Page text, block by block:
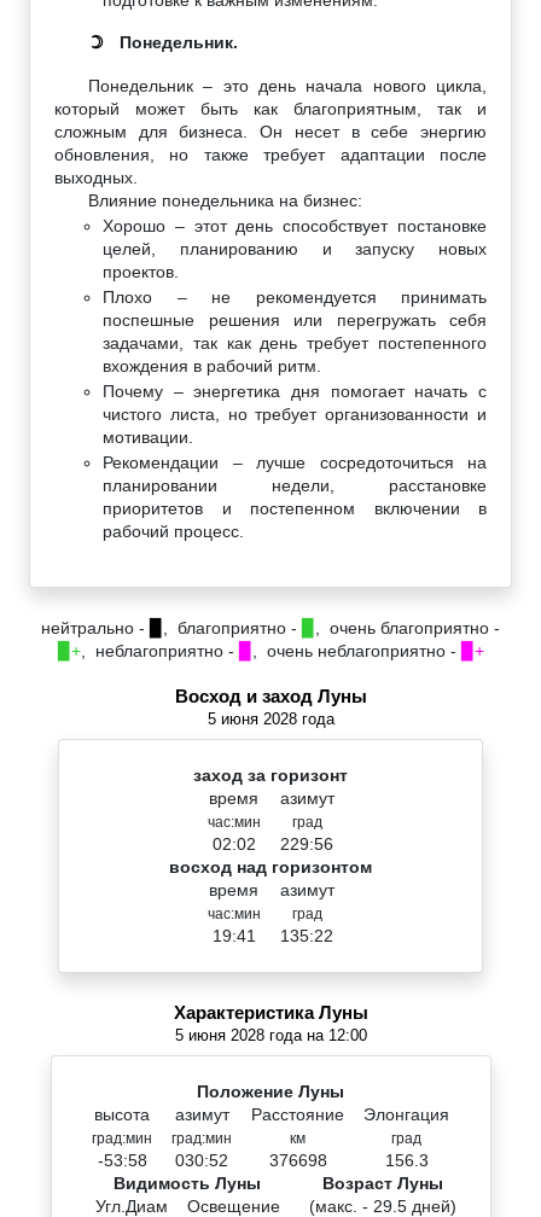
☽ Понедельник.
Понедельник – это день начала нового цикла,
который может быть как благоприятным, так и
сложным для бизнеса. Он несет в себе энергию
обновления, но также требует адаптации после
выходных.
Влияние понедельника на бизнес:
Хорошо – этот день способствует постановке
целей, планированию и запуску новых
проектов.
Плохо – не рекомендуется принимать
поспешные решения или перегружать себя
задачами, так как день требует постепенного
вхождения в рабочий ритм.
Почему – энергетика дня помогает начать с
чистого листа, но требует организованности и
мотивации.
Рекомендации – лучше сосредоточиться на
планировании недели, расстановке
приоритетов и постепенном включении в
рабочий процесс.
нейтрально - , благоприятно -
, очень благоприятно -
▉+, неблагоприятно - , очень неблагоприятно - ▉+
Восход и заход Луны
5 июня 2028 года
заход за горизонт
время
час:мин
02:02
азимут
град
229:56
восход над горизонтом
время
час:мин
19:41
азимут
град
135:22
Характеристика Луны
5 июня 2028 года на 12:00
Положение Луны
высота
град:мин
-53:58
азимут
град:мин
030:52
Расстояние
км
376698
Элонгация
град
156.3
Видимость Луны
Угл.Диам
Освещение
Возраст Луны
(макс. - 29.5 дней)